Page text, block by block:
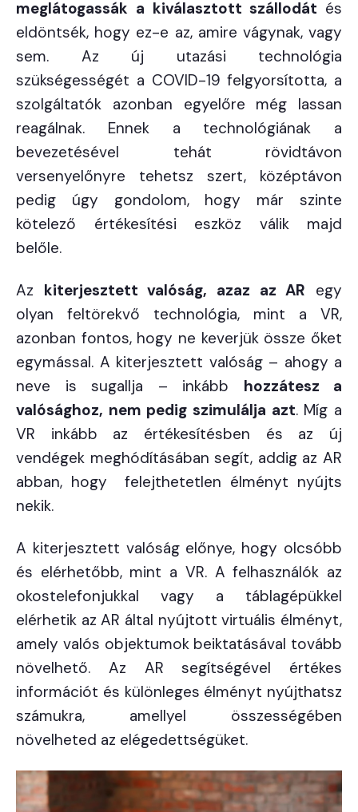
meglátogassák a kiválasztott szállodát és
eldöntsék, hogy ez-e az, amire vágynak, vagy
sem. Az új utazási technológia
szükségességét a COVID-19 felgyorsította, a
szolgáltatók azonban egyelőre még lassan
reagálnak. Ennek a technológiának a
bevezetésével tehát rövidtávon
versenyelőnyre tehetsz szert, középtávon
pedig úgy gondolom, hogy már szinte
kötelező értékesítési eszköz válik majd
belőle.
Az kiterjesztett valóság, azaz az AR egy
olyan feltörekvő technológia, mint a VR,
azonban fontos, hogy ne keverjük össze őket
egymással. A kiterjesztett valóság – ahogy a
neve is sugallja – inkább hozzátesz a
valósághoz, nem pedig szimulálja azt. Míg a
VR inkább az értékesítésben és az új
vendégek meghódításában segít, addig az AR
abban, hogy felejthetetlen élményt nyújts
nekik.
A kiterjesztett valóság előnye, hogy olcsóbb
és elérhetőbb, mint a VR. A felhasználók az
okostelefonjukkal vagy a táblagépükkel
elérhetik az AR által nyújtott virtuális élményt,
amely valós objektumok beiktatásával tovább
növelhető. Az AR segítségével értékes
információt és különleges élményt nyújthatsz
számukra, amellyel összességében
növelheted az elégedettségüket.